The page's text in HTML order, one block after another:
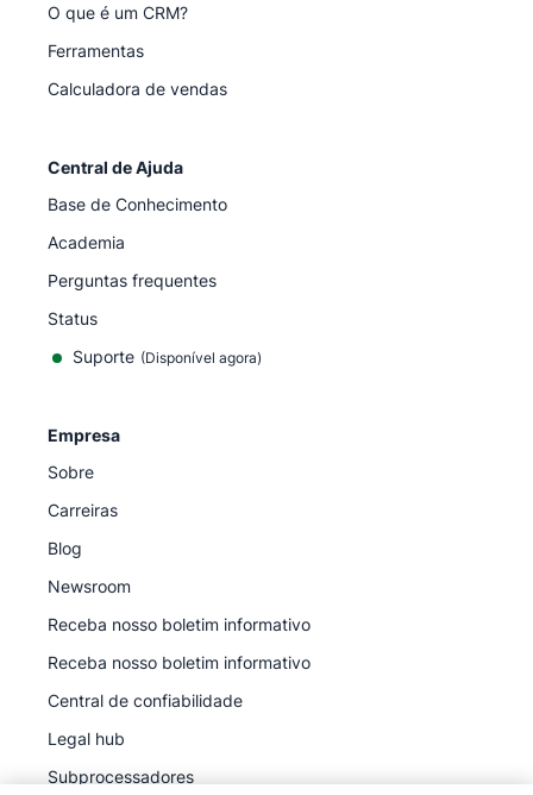
O que é um CRM?
Ferramentas
Calculadora de vendas
Central de Ajuda
Base de Conhecimento
Academia
Perguntas frequentes
Status
Suporte (Disponível agora)
Empresa
Sobre
Carreiras
Blog
Newsroom
Receba nosso boletim informativo
Receba nosso boletim informativo
Central de confiabilidade
Legal hub
Subprocessadores